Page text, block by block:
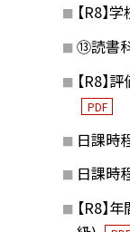
【R8】
⑬読書
【R8】
PDF
日課時
日課時
【R8】